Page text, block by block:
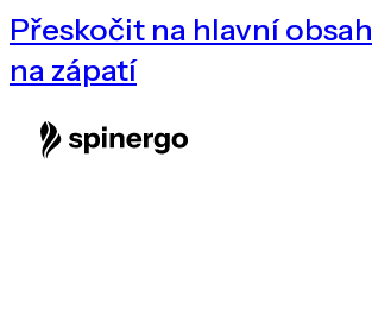
Přeskočit na hlavní obsah
na zápatí